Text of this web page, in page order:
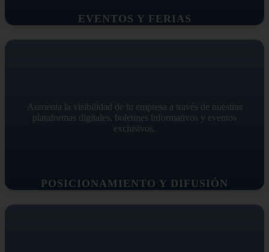
EVENTOS Y FERIAS
POSICIONAMIENTO Y DIFUSIÓN
Aumenta la visibilidad de tu empresa a través de nuestras
plataformas digitales, boletines informativos y eventos
exclusivos.